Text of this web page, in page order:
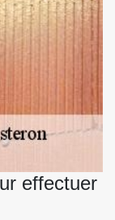
effectuer